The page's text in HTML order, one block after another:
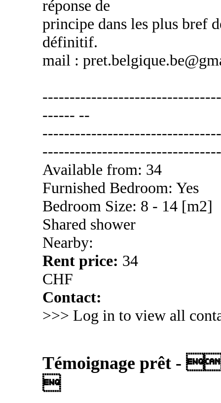
réponse de
principe dans les plus bref
définitif.
mail :
------ --
Available from: 34
Furnished Bedroom: Yes
Bedroom Size: 8 - 14 [m2]
Shared shower
Nearby:
Rent price: 34
CHF
Contact:
>>> Log in to view all
Témoignage prêt -
